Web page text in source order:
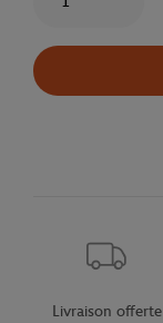
Livraison offerte